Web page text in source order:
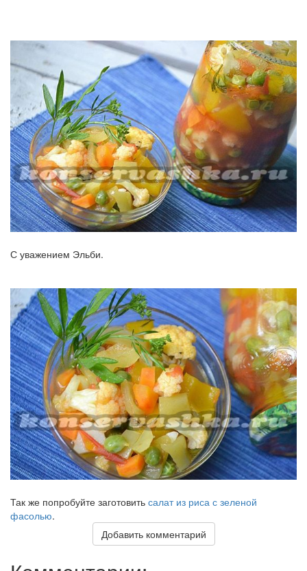
С уважением Эльби.
Так же попробуйте заготовить салат из риса с зеленой
фасолью.
Добавить комментарий